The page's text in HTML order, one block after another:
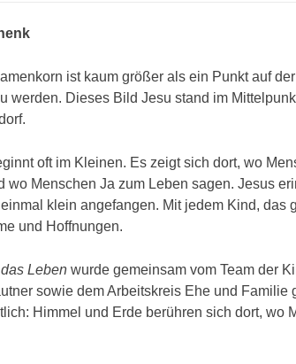
ist kaum größer als ein Punkt auf
werden. Dieses Bild Jesu stand im
oft im Kleinen. Es zeigt sich dort, wo
wo Menschen Ja zum Leben sagen. Jesus
klein angefangen. Mit jedem Kind, das
und Hoffnungen.
Leben wurde gemeinsam vom Team der
sowie dem Arbeitskreis Ehe und
Himmel und Erde berühren sich dort,